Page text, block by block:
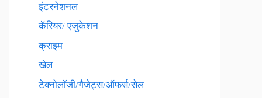
इंटरनेशनल
कॅरियर/ एजुकेशन
क्राइम
खेल
टेक्नाेलाॅजी/गैजेट्स/ऑफर्स/सेल